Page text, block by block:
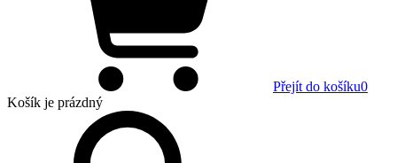
Přejít do košíku0
Košík je prázdný